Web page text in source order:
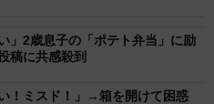
」2歳息子の「ポテト弁当」に励
稿に共感殺到
！ミスド！」→箱を開けて困惑